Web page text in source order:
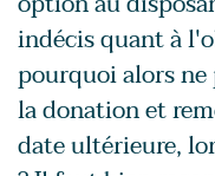
indécis quant à
pourquoi alors
la donation et
date ultérieure,